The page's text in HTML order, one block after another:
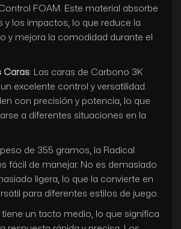
FOAM. Este material absorbe
y los impactos, lo que reduce la
y mejora la comodidad durante el
Caras: Las caras de Carbono 3K
excelente control y versatilidad.
con precisión y potencia, lo que
a diferentes situaciones en la
de 355 gramos, la Radical
fácil de manejar. No es demasiado
ligera, lo que la convierte en
para diferentes estilos de juego.
tiene un tacto medio, lo que significa